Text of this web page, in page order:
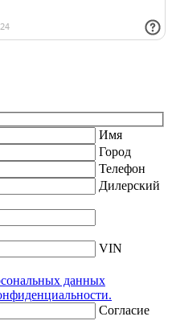
Имя
Город
Телефон
Дилерский
VIN
данных
Согласие